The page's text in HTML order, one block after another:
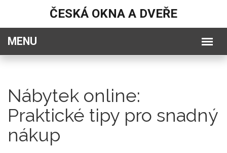
ČESKÁ OKNA A DVEŘE
Nábytek online:
Praktické tipy pro snadný
nákup